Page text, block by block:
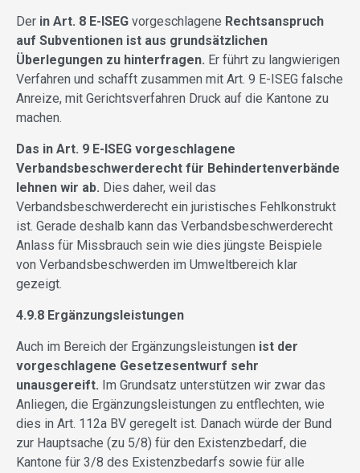
Der in Art. 8 E-ISEG vorgeschlagene Rechtsanspruch
auf Subventionen ist aus grundsätzlichen
Überlegungen zu hinterfragen. Er führt zu langwierigen
Verfahren und schafft zusammen mit Art. 9 E-ISEG falsche
Anreize, mit Gerichtsverfahren Druck auf die Kantone zu
machen.
Das in Art. 9 E-ISEG vorgeschlagene
Verbandsbeschwerderecht für Behindertenverbände
lehnen wir ab. Dies daher, weil das
Verbandsbeschwerderecht ein juristisches Fehlkonstrukt
ist. Gerade deshalb kann das Verbandsbeschwerderecht
Anlass für Missbrauch sein wie dies jüngste Beispiele
von Verbandsbeschwerden im Umweltbereich klar
gezeigt.
4.9.8 Ergänzungsleistungen
Auch im Bereich der Ergänzungsleistungen ist der
vorgeschlagene Gesetzesentwurf sehr
unausgereift. Im Grundsatz unterstützen wir zwar das
Anliegen, die Ergänzungsleistungen zu entflechten, wie
dies in Art. 112a BV geregelt ist. Danach würde der Bund
zur Hauptsache (zu 5/8) für den Existenzbedarf, die
Kantone für 3/8 des Existenzbedarfs sowie für alle